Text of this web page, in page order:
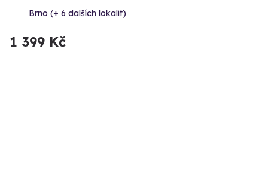
Brno (+ 6 dalších lokalit)
1 399 Kč